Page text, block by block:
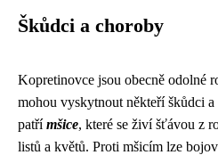
Škůdci a choroby
Kopretinovce jsou obecně odolné
mohou vyskytnout někteří škůdci
patřímšice, které se živí šťávou z
listů a květů. Proti mšicím lze